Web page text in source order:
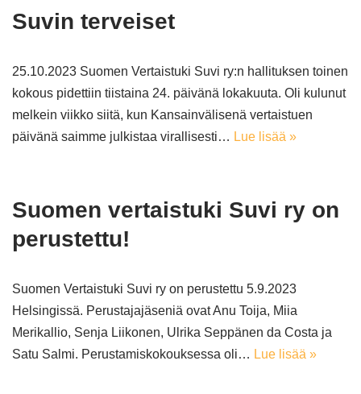
Suvin terveiset
25.10.2023 Suomen Vertaistuki Suvi ry:n hallituksen toinen
kokous pidettiin tiistaina 24. päivänä lokakuuta. Oli kulunut
melkein viikko siitä, kun Kansainvälisenä vertaistuen
päivänä saimme julkistaa virallisesti… Lue lisää »
Suomen vertaistuki Suvi ry on
perustettu!
Suomen Vertaistuki Suvi ry on perustettu 5.9.2023
Helsingissä. Perustajajäseniä ovat Anu Toija, Miia
Merikallio, Senja Liikonen, Ulrika Seppänen da Costa ja
Satu Salmi. Perustamiskokouksessa oli… Lue lisää »